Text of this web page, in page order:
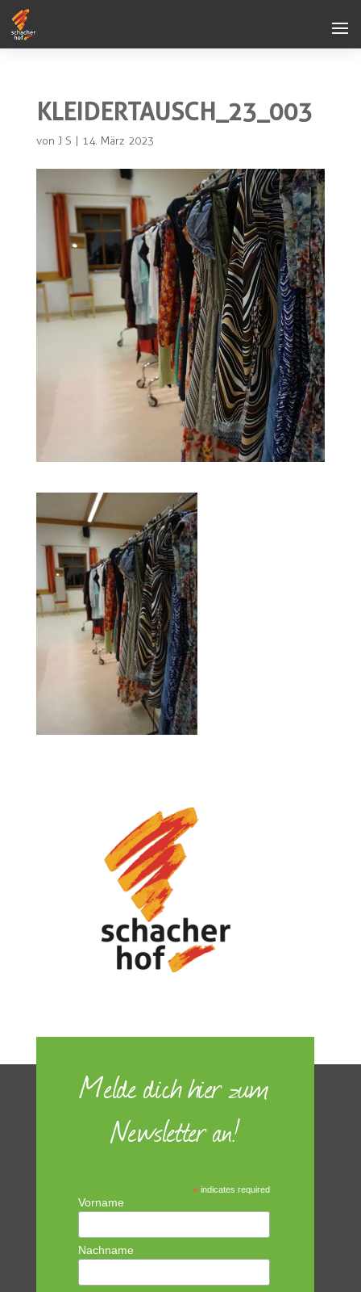
KLEIDERTAUSCH_23_003
von J S | 14. März 2023
Melde dich hier zum
Newsletter an!
* indicates required
Vorname
Nachname